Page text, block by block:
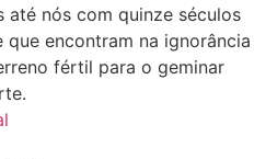
até nós com quinze séculos
encontram na ignorância
fértil para o geminar